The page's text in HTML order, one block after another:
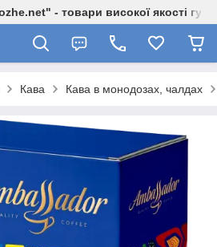
- товари високої якості
Кава Кава в монодозах, чалдах